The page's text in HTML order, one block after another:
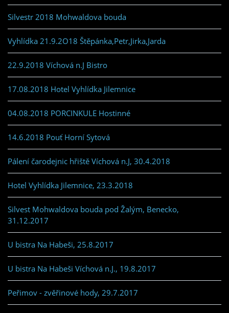
Silvestr 2018 Mohwaldova bouda
Vyhlídka 21.9.2O18 Štěpánka,Petr,Jirka,Jarda
22.9.2018 Víchová n.J Bistro
17.08.2018 Hotel Vyhlídka Jilemnice
04.08.2018 PORCINKULE Hostinné
14.6.2018 Pouť Horní Sytová
Pálení čarodejnic hřiště Víchová n.J, 30.4.2018
Hotel Vyhlídka Jilemnice, 23.3.2018
Silvest Mohwaldova bouda pod Žalým, Benecko,
31.12.2017
U bistra Na Habeši, 25.8.2017
U bistra Na Habeši Víchová n.J., 19.8.2017
Peřimov - zvěřinové hody, 29.7.2017